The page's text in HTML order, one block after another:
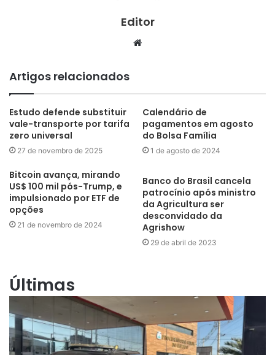
Editor
Website
Artigos relacionados
Estudo defende substituir
vale-transporte por tarifa
zero universal
27 de novembro de 2025
Calendário de
pagamentos em agosto
do Bolsa Família
1 de agosto de 2024
Bitcoin avança, mirando
US$ 100 mil pós-Trump, e
impulsionado por ETF de
opções
21 de novembro de 2024
Banco do Brasil cancela
patrocínio após ministro
da Agricultura ser
desconvidado da
Agrishow
29 de abril de 2023
Últimas